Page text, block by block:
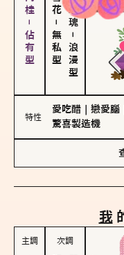
－
無私型 －
浪漫型
特性
愛吃醋 戀愛腦
驚喜製造機
我
主調 次調